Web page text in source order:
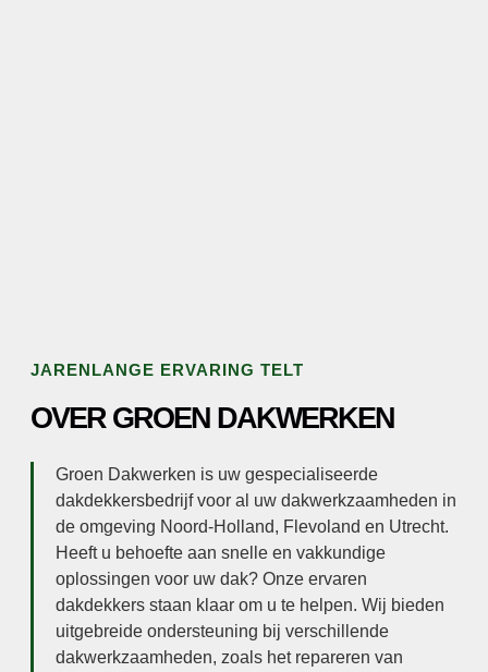
JARENLANGE ERVARING TELT
OVER GROEN DAKWERKEN
Groen Dakwerken is uw gespecialiseerde
dakdekkersbedrijf voor al uw dakwerkzaamheden in
de omgeving Noord-Holland, Flevoland en Utrecht.
Heeft u behoefte aan snelle en vakkundige
oplossingen voor uw dak? Onze ervaren
dakdekkers staan klaar om u te helpen. Wij bieden
uitgebreide ondersteuning bij verschillende
dakwerkzaamheden, zoals het repareren van